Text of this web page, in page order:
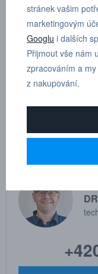
TECHNICKÉ
Nosnost : 2-4 kg
Délka lanka: 2.5m
Hmotnost balanceru:
stránek vašim
marketingovým
Googlu i dalších
Přijmout vše nám
zpracováním a
z nakupování.